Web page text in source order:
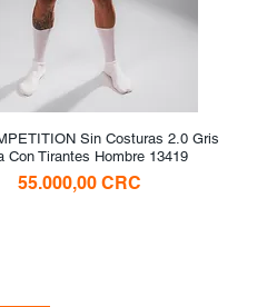
Vista rápidaSin Costuras 2.0 Gris
Con Tirantes Hombre 13419
Precio
55.000,00 CRC